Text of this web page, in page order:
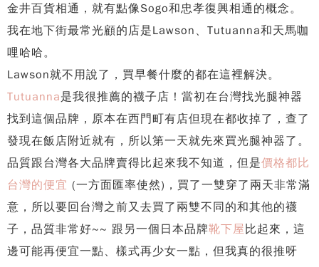
金井百貨相通，就有點像Sogo和忠孝復興相通的概念。
我在地下街最常光顧的店是Lawson、Tutuanna和天馬咖
哩哈哈。
Lawson就不用說了，買早餐什麼的都在這裡解決。
Tutuanna是我很推薦的襪子店！當初在台灣找光腿神器
找到這個品牌，原本在西門町有店但現在都收掉了，查了
發現在飯店附近就有，所以第一天就先來買光腿神器了。
品質跟台灣各大品牌賣得比起來我不知道，但是價格都比
台灣的便宜 (一方面匯率使然)，買了一雙穿了兩天非常滿
意，所以要回台灣之前又去買了兩雙不同的和其他的襪
子，品質非常好~~ 跟另一個日本品牌靴下屋 比起來，這
邊可能再便宜一點、樣式再少女一點，但我真的很推呀